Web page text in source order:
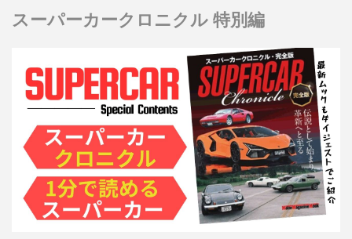
スーパーカークロニクル 特別編